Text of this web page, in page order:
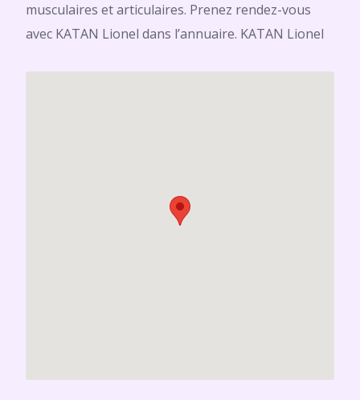
musculaires et articulaires. Prenez rendez-vous
avec KATAN Lionel dans l’annuaire. KATAN Lionel